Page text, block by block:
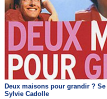
Deux maisons pour grandir ?
Sylvie Cadolle